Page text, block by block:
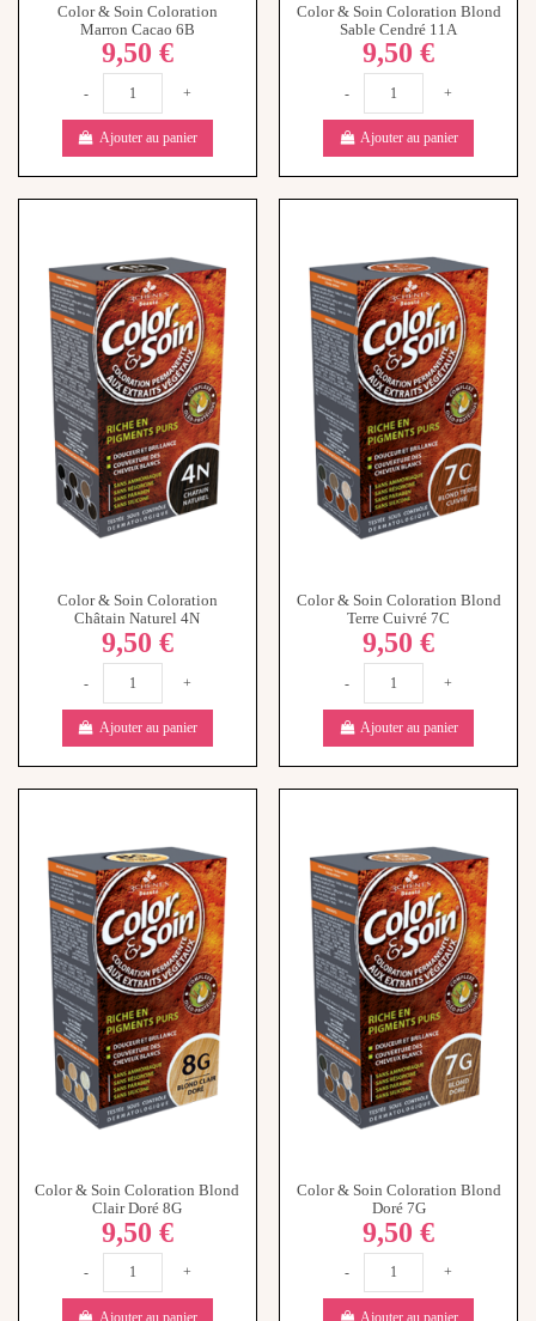
Color & Soin Coloration
Marron Cacao 6B
9,50 €
- +
Ajouter au panier
Color & Soin Coloration Blond
Sable Cendré 11A
9,50 €
- +
Ajouter au panier
Color & Soin Coloration
Châtain Naturel 4N
9,50 €
- +
Ajouter au panier
Color & Soin Coloration Blond
Terre Cuivré 7C
9,50 €
- +
Ajouter au panier
Color & Soin Coloration Blond
Clair Doré 8G
9,50 €
- +
Ajouter au panier
Color & Soin Coloration Blond
Doré 7G
9,50 €
- +
Ajouter au panier